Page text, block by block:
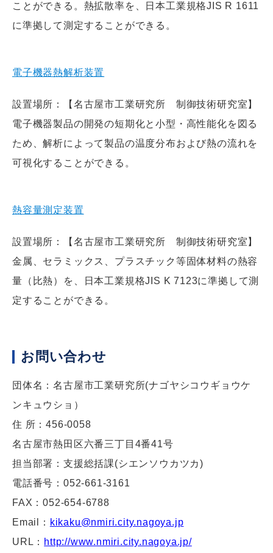
ことができる。熱拡散率を、日本工業規格JIS R 1611
に準拠して測定することができる。
電子機器熱解析装置
設置場所：【名古屋市工業研究所 制御技術研究室】
電子機器製品の開発の短期化と小型・高性能化を図る
ため、解析によって製品の温度分布および熱の流れを
可視化することができる。
熱容量測定装置
設置場所：【名古屋市工業研究所 制御技術研究室】
金属、セラミックス、プラスチック等固体材料の熱容
量（比熱）を、日本工業規格JIS K 7123に準拠して測
定することができる。
お問い合わせ
団体名：名古屋市工業研究所(ナゴヤシコウギョウケ
ンキュウショ）
住 所：456­­­­-0058
名古屋市熱田区六番三丁目4番41号
担当部署：支援総括課(シエンソウカツカ)
電話番号：052-­­­­661-­­­­3161
FAX：052­­­­-654­­­­-6788
E­mail： kikaku@nmiri.city.nagoya.jp
URL： http://www.nmiri.city.nagoya.jp/